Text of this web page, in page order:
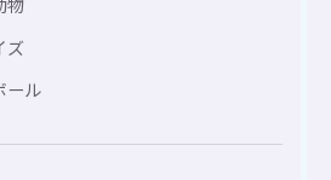
ズ
ール